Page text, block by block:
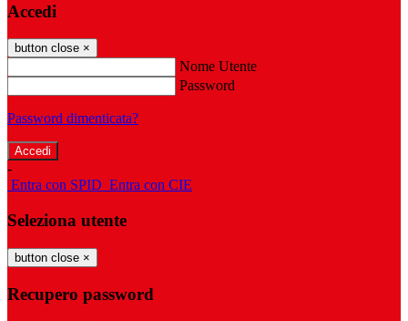
Accedi
button close ×
Nome Utente
Password
Password dimenticata?
-
Entra con SPID Entra con CIE
Seleziona utente
button close ×
Recupero password